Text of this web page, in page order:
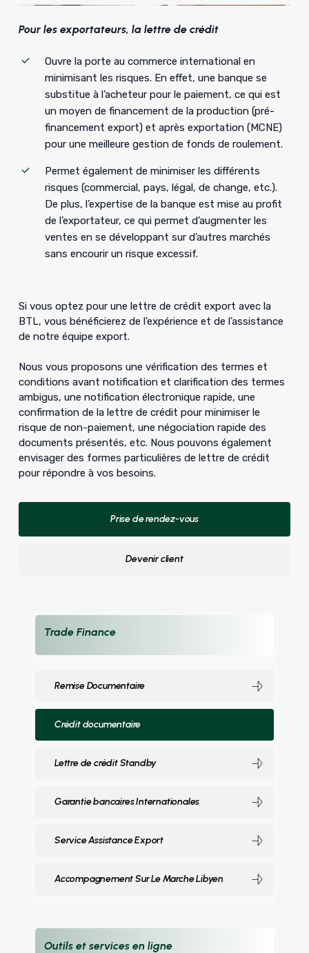
Pour les exportateurs, la lettre de crédit
Ouvre la porte au commerce international en
minimisant les risques. En effet, une banque se
substitue à l’acheteur pour le paiement, ce qui est
un moyen de financement de la production (pré-
financement export) et après exportation (MCNE)
pour une meilleure gestion de fonds de roulement.
Permet également de minimiser les différents
risques (commercial, pays, légal, de change, etc.).
De plus, l’expertise de la banque est mise au profit
de l’exportateur, ce qui permet d’augmenter les
ventes en se développant sur d’autres marchés
sans encourir un risque excessif.
Si vous optez pour une lettre de crédit export avec la
BTL, vous bénéficierez de l’expérience et de l’assistance
de notre équipe export.
Nous vous proposons une vérification des termes et
conditions avant notification et clarification des termes
ambigus, une notification électronique rapide, une
confirmation de la lettre de crédit pour minimiser le
risque de non-paiement, une négociation rapide des
documents présentés, etc. Nous pouvons également
envisager des formes particulières de lettre de crédit
pour répondre à vos besoins.
Prise de rendez-vous
Devenir client
Trade Finance
Remise Documentaire
Crédit documentaire
Lettre de crédit Standby
Garantie bancaires Internationales
Service Assistance Export
Accompagnement Sur Le Marche Libyen
Outils et services en ligne